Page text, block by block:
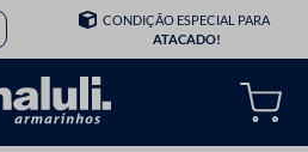
CONDIÇÃO ESPECIAL PARA
ATACADO!